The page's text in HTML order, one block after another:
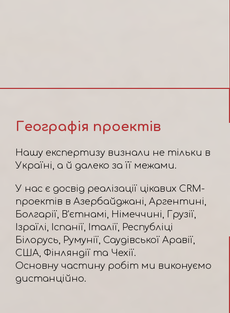
Географія проектів
Нашу експертизу визнали не тільки в
Україні, а й далеко за її межами.
У нас є досвід реалізації цікавих CRM-
проектів в Азербайджані, Аргентині,
Болгарії, В'єтнамі, Німеччині, Грузії,
Ізраїлі, Іспанії, Італії, Республіці
Білорусь, Румунії, Саудівської Аравії,
США, Фінляндії та Чехії.
Основну частину робіт ми виконуємо
дистанційно.